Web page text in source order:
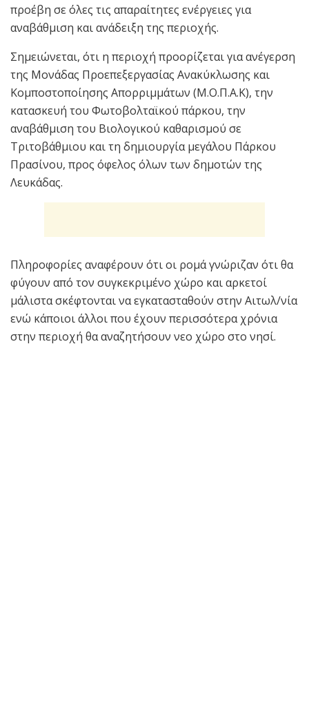
προέβη σε όλες τις απαραίτητες ενέργειες για
αναβάθμιση και ανάδειξη της περιοχής.
Σημειώνεται, ότι η περιοχή προορίζεται για ανέγερση
της Μονάδας Προεπεξεργασίας Ανακύκλωσης και
Κομποστοποίησης Απορριμμάτων (Μ.Ο.Π.Α.Κ), την
κατασκευή του Φωτοβολταϊκού πάρκου, την
αναβάθμιση του Βιολογικού καθαρισμού σε
Τριτοβάθμιου και τη δημιουργία μεγάλου Πάρκου
Πρασίνου, προς όφελος όλων των δημοτών της
Λευκάδας.
Πληροφορίες αναφέρουν ότι οι ρομά γνώριζαν ότι θα
φύγουν από τον συγκεκριμένο χώρο και αρκετοί
μάλιστα σκέφτονται να εγκατασταθούν στην Αιτωλ/νία
ενώ κάποιοι άλλοι που έχουν περισσότερα χρόνια
στην περιοχή θα αναζητήσουν νεο χώρο στο νησί.